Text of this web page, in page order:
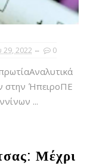
29, 2022 0
στην ΉπειροΠΕ
...
Μέχρι